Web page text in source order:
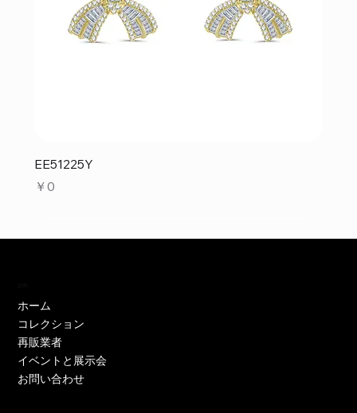
EE51225Y
価格
￥0
ホーム
コレクション
再販業者
イベントと展示会
お問い合わせ